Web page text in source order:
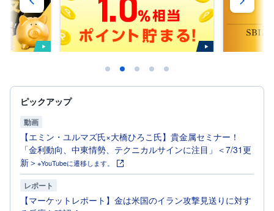
式
外
国
株
投
資
信
債
券
お
ピックアップ
動画
【エミン・ユルマズ氏×大橋ひろこ氏】貴金属セミナー！
「金利動向、中東情勢、テクニカルサインに注目」＜7/31更
新＞※YouTubeに遷移します。
レポート
【マーケットレポート】金は米国のイラン攻撃見送りに対す